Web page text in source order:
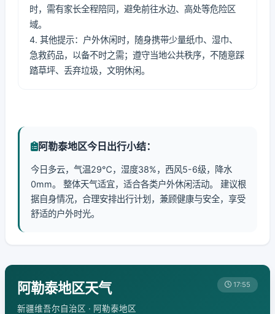
时，需有家长全程陪同，避免前往水边、高处等危险区
域。
4. 其他提示：户外休闲时，随身携带少量纸巾、湿巾、
急救药品，以备不时之需；遵守当地公共秩序，不随意踩
踏草坪、丢弃垃圾，文明休闲。
阿勒泰地区今日出行小结：
今日多云，气温29℃，湿度38%，西风5-6级，降水
0mm。 整体天气适宜，适合各类户外休闲活动。 建议根
据自身情况，合理安排出行计划，兼顾健康与安全，享受
舒适的户外时光。
阿勒泰地区天气
新疆维吾尔自治区 · 阿勒泰地区
17:55